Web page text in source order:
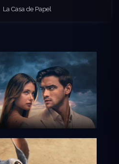
La Casa de Papel